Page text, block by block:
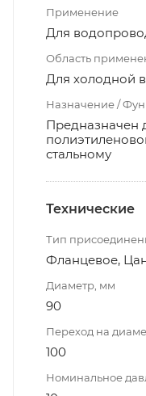
Применение
Для
Область
Для холодной
Назначение /
Предназначен
стальному
Технические
Тип
Фланцевое,
Диаметр, мм
90
Переход на
100
Номинальное